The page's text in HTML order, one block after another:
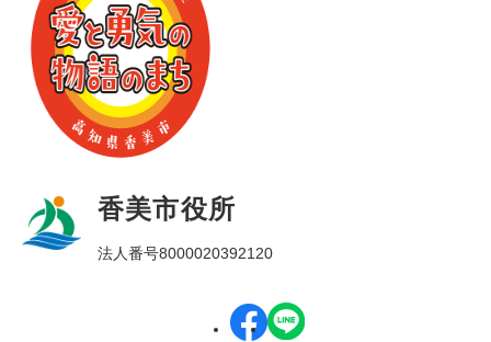
香美市役所
法人番号8000020392120